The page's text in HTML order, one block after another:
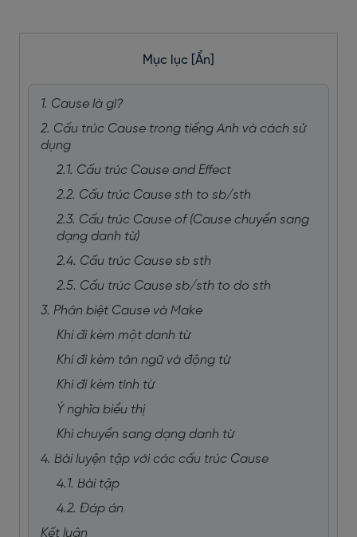
Mục lục [Ẩn]
1. Cause là gì?
2. Cấu trúc Cause trong tiếng Anh và cách sử
dụng
2.1. Cấu trúc Cause and Effect
2.2. Cấu trúc Cause sth to sb/sth
2.3. Cấu trúc Cause of (Cause chuyển sang
dạng danh từ)
2.4. Cấu trúc Cause sb sth
2.5. Cấu trúc Cause sb/sth to do sth
3. Phân biệt Cause và Make
Khi đi kèm một danh từ
Khi đi kèm tân ngữ và động từ
Khi đi kèm tính từ
Ý nghĩa biểu thị
Khi chuyển sang dạng danh từ
4. Bài luyện tập với các cấu trúc Cause
4.1. Bài tập
4.2. Đáp án
Kết luận